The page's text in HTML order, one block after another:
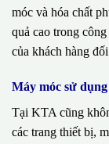
móc và hóa chất
quả cao trong
của khách hàng
Máy móc sử
Tại KTA cũng
các trang thiết bị,